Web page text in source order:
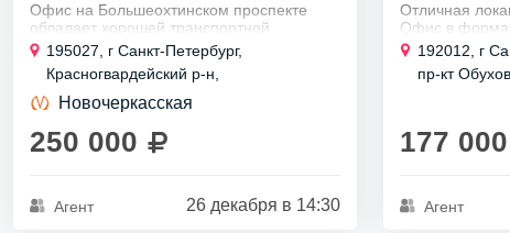
Офис на Большеохтинском проспекте
обладает хорошей транспортной
доступностью:
Ближайшие станции метро:
"Ладожская", "Проспект Большевиков"
(примерно 15-20 минут...
195027, г Санкт-Петербург,
Красногвардейский р-н,
Большеохтинский пр-кт, д 15 к 3
Новочеркасская
250 000
Агент 26 декабря в 14:30
Отличная
Офис в
современное
создают
работы. 💡
192012, г
пр-кт
177 000
Агент